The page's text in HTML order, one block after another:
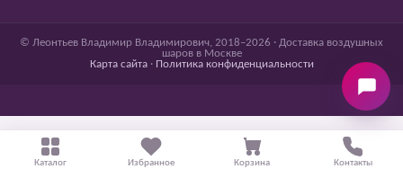
© Леонтьев Владимир Владимирович, 2018–2026 · Доставка воздушных
шаров в Москве
Карта сайта· Политика конфиденциальности
Каталог Избранное Корзина Контакты